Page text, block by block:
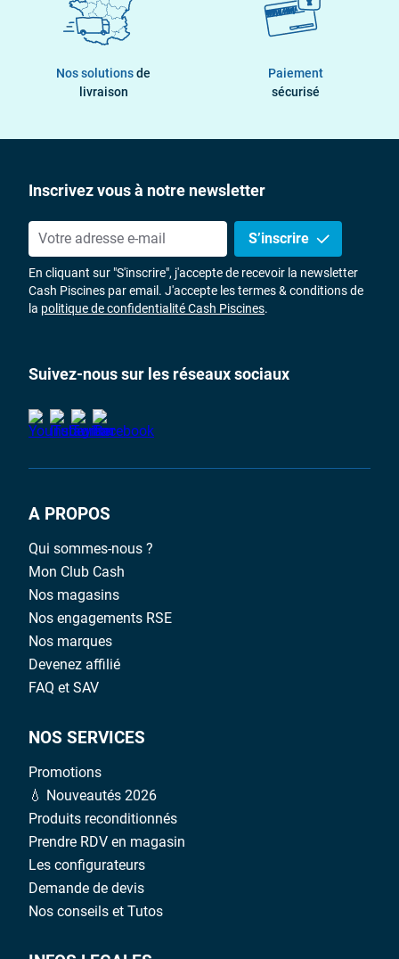
Nos solutionsde
livraison
Paiement
sécurisé
Inscrivez vous à notre newsletter
S’inscrire
En cliquant sur "S'inscrire", j'accepte de recevoir la newsletter
Cash Piscines par email. J'accepte les termes & conditions de
la politique de confidentialité Cash Piscines.
Suivez-nous sur les réseaux sociaux
A PROPOS
Qui sommes-nous ?
Mon Club Cash
Nos magasins
Nos engagements RSE
Nos marques
Devenez affilié
FAQ et SAV
NOS SERVICES
Promotions
💧 Nouveautés 2026
Produits reconditionnés
Prendre RDV en magasin
Les configurateurs
Demande de devis
Nos conseils et Tutos